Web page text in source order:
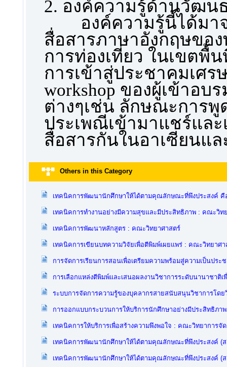
2. องค์ความรู้ด้านวัฒน
องค์ความรู้นี้ได้มา
สื่อสารภาษาอังกฤษขอ
การท่องเที่ยว ในเขตพื้
การเข้าสู่ประชาคมเศ
workshop ของผู้เข้าอ
ต่างๆเช่น ลักษณะการพู
ประเพณีเข้ามาแชร์แล
สื่อสารกันในอาเซียนแ
Others in this Category
เทคนิคการพัฒนานักศึกษาให้ได้ตามคุณลักษณะที่พึงประสงค์
เทคนิคการทำงานอย่างมีความสุขและมีประสิทธิภาพ : คณะวิท
เทคนิคการพัฒนาหลักสูตร : คณะวิทยาศาสตร์
เทคนิคการเขียนบทความวิจัยเพื่อตีพิมพ์เผยแพร่ : คณะวิทยาศา
การจัดการเรียนการสอนเพื่อเตรียมความพร้อมสู่ความเป็นปร
การเลือกแหล่งตีพิมพ์และเสนอผลงานวิชาการระดับนานาชา
ระบบการจัดการความรู้ของบุคลากรสายสนับสนุนวิชาการโด
การออกแบบกระบวนการให้บริการนักศึกษาอย่างมีประสิทธิภ
เทคนิคการให้บริการเพื่อสร้างความพึงพอใจ : คณะวิทยาการจั
เทคนิคการพัฒนานักศึกษาให้ได้ตามคุณลักษณะที่พึงประสงค์ (
เทคนิคการพัฒนานักศึกษาให้ได้ตามคุณลักษณะที่พึงประสงค์ (